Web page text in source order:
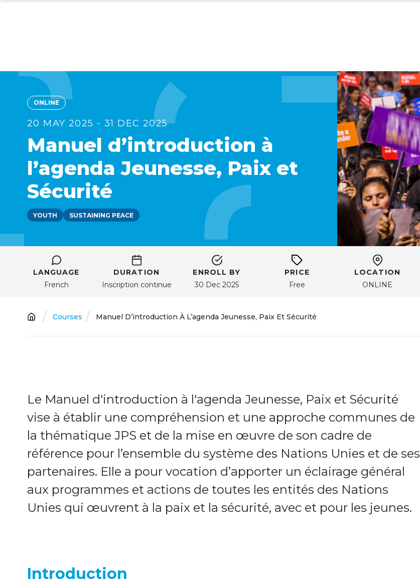
ONLINE
20 MAY 2025 - 31 DEC 2025
Manuel d’introduction à
l’agenda Jeunesse, Paix et
Sécurité
YOUTH SUSTAINING PEACE
LANGUAGE
French
DURATION
Inscription continue
ENROLL BY
30 Dec 2025
PRICE
Free
LOCATION
ONLINE
Breadcrumb
Courses Manuel D’introduction À L’agenda Jeunesse, Paix Et Sécurité
Le Manuel d'introduction à l'agenda Jeunesse, Paix et Sécurité
vise à établir une compréhension et une approche communes de
la thématique JPS et de la mise en œuvre de son cadre de
référence pour l’ensemble du système des Nations Unies et de ses
partenaires. Elle a pour vocation d’apporter un éclairage général
aux programmes et actions de toutes les entités des Nations
Unies qui œuvrent à la paix et la sécurité, avec et pour les jeunes.
Introduction